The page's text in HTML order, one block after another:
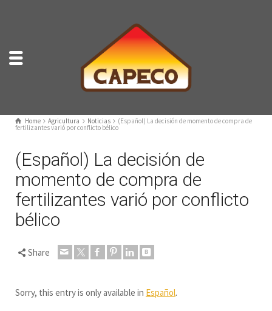
Home Agricultura Noticias (Español) La decisión de momento de compra de
fertilizantes varió por conflicto bélico
(Español) La decisión de
momento de compra de
fertilizantes varió por conflicto
bélico
Share
Sorry, this entry is only available in Español.